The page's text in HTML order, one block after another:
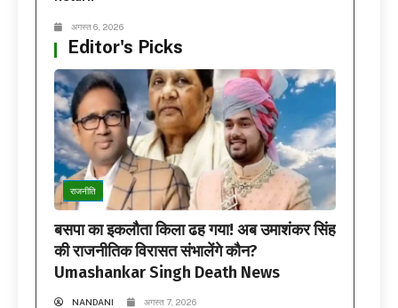
अगस्त 6, 2026
Editor's Picks
राजनीति
बसपा का इकलौता किला ढह गया! अब उमाशंकर सिंह
की राजनीतिक विरासत संभालेंगे कौन?
Umashankar Singh Death News
NANDANI अगस्त 7, 2026